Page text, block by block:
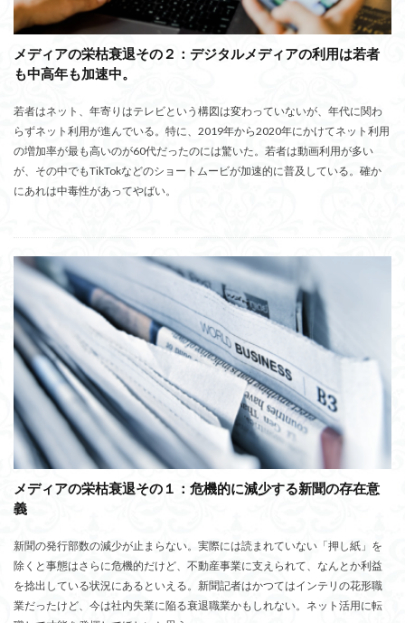
メディアの栄枯衰退その２：デジタルメディアの利用は若者
も中高年も加速中。
若者はネット、年寄りはテレビという構図は変わっていないが、年代に関わ
らずネット利用が進んでいる。特に、2019年から2020年にかけてネット利用
の増加率が最も高いのが60代だったのには驚いた。若者は動画利用が多い
が、その中でもTikTokなどのショートムービが加速的に普及している。確か
にあれは中毒性があってやばい。
メディアの栄枯衰退その１：危機的に減少する新聞の存在意
義
新聞の発行部数の減少が止まらない。実際には読まれていない「押し紙」を
除くと事態はさらに危機的だけど、不動産事業に支えられて、なんとか利益
を捻出している状況にあるといえる。新聞記者はかつてはインテリの花形職
業だったけど、今は社内失業に陥る衰退職業かもしれない。ネット活用に転